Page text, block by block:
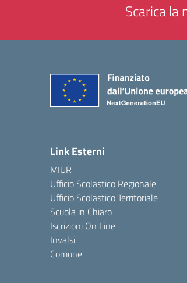
Scarica la
Link Esterni
MIUR
Ufficio Scolastico Regionale
Ufficio Scolastico Territoriale
Scuola in Chiaro
Iscrizioni On Line
Invalsi
Comune